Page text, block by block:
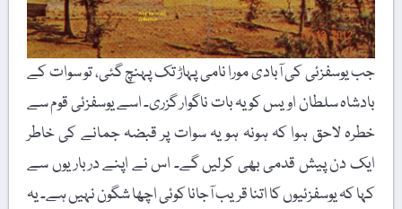
جب یوسفزئی کی آبادی مورا نامی پہاڑ تک پہنچ گئی، تو سوات کے
بادشاہ سلطان اویس کو یہ بات ناگوار گزری۔ اسے یوسفزئی قوم سے
خطرہ لاحق ہوا کہ ہونہ ہو یہ سوات پر قبضہ جمانے کی خاطر
ایک دن پیش قدمی بھی کرلیں گے۔ اس نے اپنے درباریوں سے
کہا کہ یوسفزئیوں کا اتنا قریب آجانا کوئی اچھا شگون نہیں ہے۔ یہ